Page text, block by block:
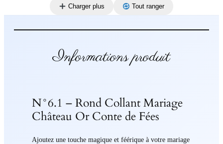
Charger plus Tout ranger
Informations produit
N°6.1 – Rond Collant Mariage
Château Or Conte de Fées
Ajoutez une touche magique et féérique à votre mariage